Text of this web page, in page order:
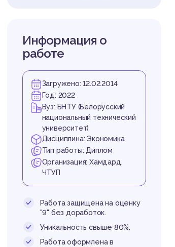
Информация о
работе
Загружено: 12.02.2014
Год: 2022
Вуз: БНТУ (Белорусский
национальный технический
университет)
Дисциплина: Экономика
Тип работы: Диплом
Организация: Хамдард,
ЧТУП
Работа защищена на оценку
"9" без доработок.
Уникальность свыше 80%.
Работа оформлена в